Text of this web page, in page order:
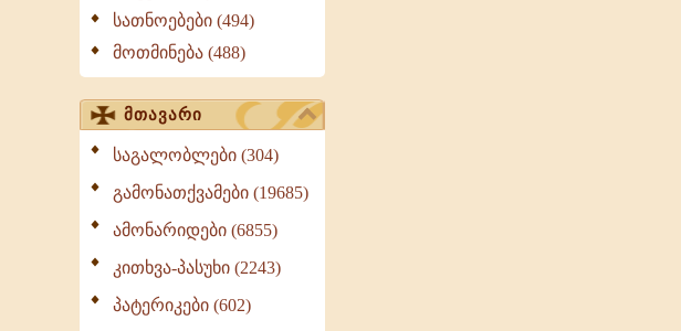
სათნოებები (494)
მოთმინება (488)
მთავარი
საგალობლები (304)
გამონათქვამები (19685)
ამონარიდები (6855)
კითხვა-პასუხი (2243)
პატერიკები (602)